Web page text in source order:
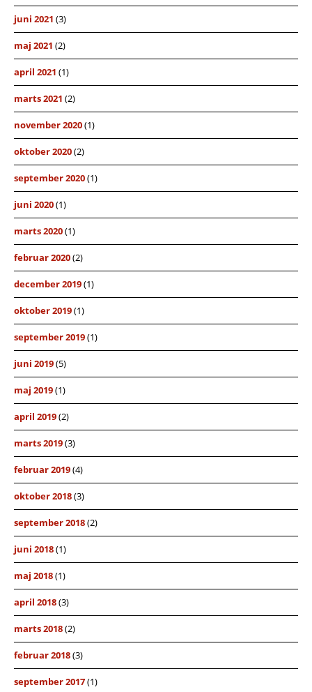
juni 2021 (3)
maj 2021 (2)
april 2021 (1)
marts 2021 (2)
november 2020(1)
oktober 2020(2)
september 2020(1)
juni 2020(1)
marts 2020(1)
februar 2020(2)
december 2019(1)
oktober 2019(1)
september 2019(1)
juni 2019(5)
maj 2019(1)
april 2019(2)
marts 2019(3)
februar 2019(4)
oktober 2018(3)
september 2018(2)
juni 2018(1)
maj 2018(1)
april 2018(3)
marts 2018(2)
februar 2018(3)
september 2017(1)